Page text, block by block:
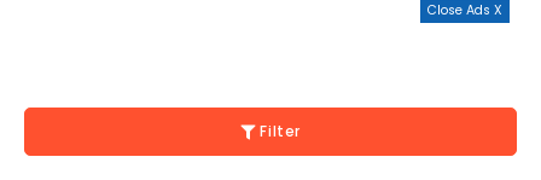
Close Ads X
Filter